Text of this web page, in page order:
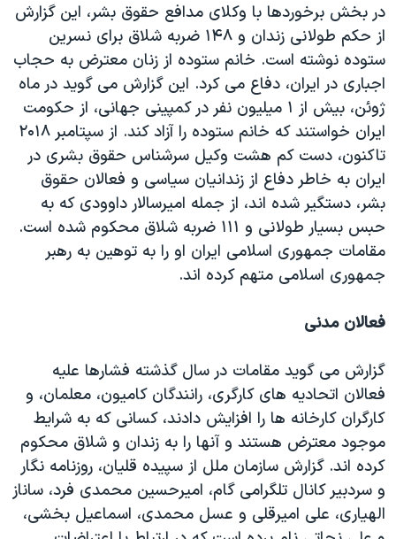
در بخش برخوردها با وکلای مدافع حقوق بشر، این گزارش
از حکم طولانی زندان و ۱۴۸ ضربه شلاق برای نسرین
ستوده نوشته است. خانم ستوده از زنان معترض به حجاب
اجباری در ایران، دفاع می کرد. این گزارش می گوید در ماه
ژوئن، بیش از ۱ میلیون نفر در کمپینی جهانی، از حکومت
ایران خواستند که خانم ستوده را آزاد کند. از سپتامبر ۲۰۱۸
تاکنون، دست کم هشت وکیل سرشناس حقوق بشری در
ایران به خاطر دفاع از زندانیان سیاسی و فعالان حقوق
بشر، دستگیر شده اند، از جمله امیرسالار داوودی که به
حبس بسیار طولانی و ۱۱۱ ضربه شلاق محکوم شده است.
مقامات جمهوری اسلامی ایران او را به توهین به رهبر
جمهوری اسلامی متهم کرده اند.
فعالان مدنی
گزارش می گوید مقامات در سال گذشته فشارها علیه
فعالان اتحادیه های کارگری، رانندگان کامیون، معلمان، و
کارگران کارخانه ها را افزایش دادند، کسانی که به شرایط
موجود معترض هستند و آنها را به زندان و شلاق محکوم
کرده اند. گزارش سازمان ملل از سپیده قلیان، روزنامه نگار
و سردبیر کانال تلگرامی گام، امیرحسین محمدی فرد، ساناز
الهیاری، علی امیرقلی و عسل محمدی، اسماعیل بخشی،